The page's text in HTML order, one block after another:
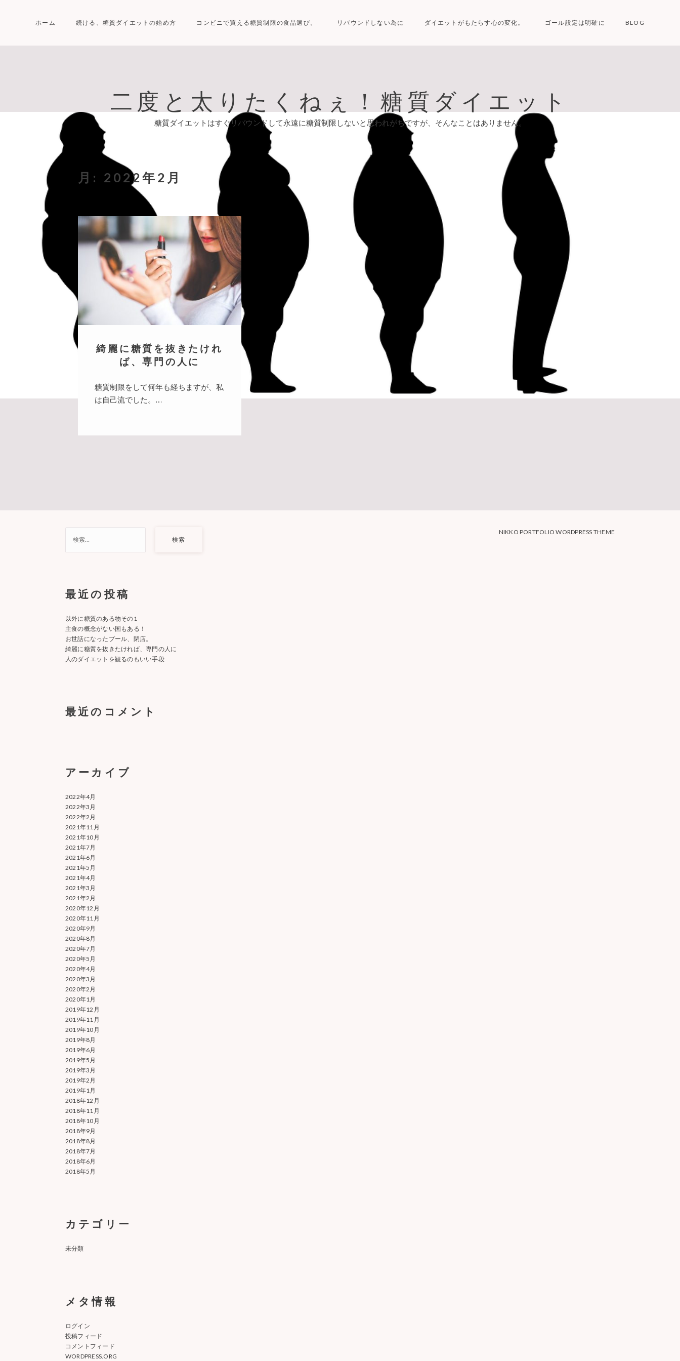
ホーム 続ける、糖質ダイエットの始め方 コンビニで買える糖質制限の食品選び。 リバウンドしない為に ダイエットがもたらす心の変化。 ゴール設定は明確に BLOG
二度と太りたくねぇ！糖質ダイエット
糖質ダイエットはすぐリバウンドして永遠に糖質制限しないと思われがちですが、そんなことはありません。
月: 2022年2月
綺麗に糖質を抜きたけれ
ば、専門の人に
糖質制限をして何年も経ちますが、私
は自己流でした。…
最近の投稿
以外に糖質のある物その1
主食の概念がない国もある！
お世話になったプール、閉店。
綺麗に糖質を抜きたければ、専門の人に
人のダイエットを観るのもいい手段
最近のコメント
アーカイブ
2022年4月
2022年3月
2022年2月
2021年11月
2021年10月
2021年7月
2021年6月
2021年5月
2021年4月
2021年3月
2021年2月
2020年12月
2020年11月
2020年9月
2020年8月
2020年7月
2020年5月
2020年4月
2020年3月
2020年2月
2020年1月
2019年12月
2019年11月
2019年10月
2019年8月
2019年6月
2019年5月
2019年3月
2019年2月
2019年1月
2018年12月
2018年11月
2018年10月
2018年9月
2018年8月
2018年7月
2018年6月
2018年5月
カテゴリー
未分類
メタ情報
ログイン
投稿フィード
コメントフィード
WORDPRESS.ORG
NIKKO PORTFOLIO WORDPRESS THEME